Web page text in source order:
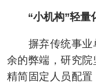
“小机构”轻量
摒弃传统事业
余的弊端，研究院
精简固定人员配置